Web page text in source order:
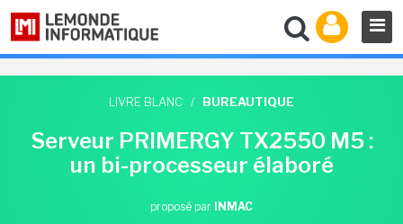
LIVRE BLANC / BUREAUTIQUE
Serveur PRIMERGY TX2550 M5 :
un bi-processeur élaboré
proposé par INMAC